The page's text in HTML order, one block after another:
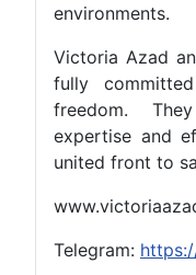
Victoria
fully
expertise
united
Telegram: